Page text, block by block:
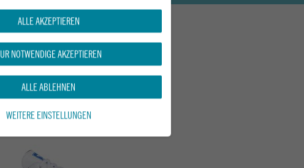
DIR AUCH GEFALLEN
ALLE AKZEPTIEREN
NOTWENDIGE AKZEPTIEREN
ALLE ABLEHNEN
WEITERE EINSTELLUNGEN